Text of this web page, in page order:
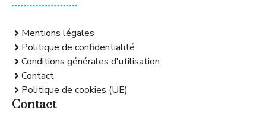
Mentions légales
Politique de confidentialité
Conditions générales d'utilisation
Contact
Politique de cookies (UE)
Contact